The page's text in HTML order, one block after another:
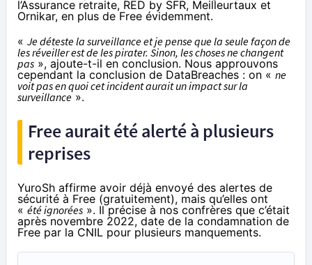
l’Assurance retraite, RED by SFR, Meilleurtaux et
Ornikar, en plus de Free évidemment.
« Je déteste la surveillance et je pense que la seule façon de
les réveiller est de les pirater. Sinon, les choses ne changent
pas », ajoute-t-il en conclusion. Nous approuvons
cependant la conclusion de DataBreaches : on « ne
voit pas en quoi cet incident aurait un impact sur la
surveillance ».
Free aurait été alerté à plusieurs
reprises
YuroSh affirme avoir déjà envoyé des alertes de
sécurité à Free (gratuitement), mais qu’elles ont
« été ignorées ». Il précise à nos confrères que c’était
après novembre 2022, date de la condamnation de
Free par la CNIL pour plusieurs manquements.